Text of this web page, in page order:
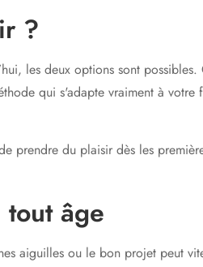
?
les deux options sont
qui s'adapte vraiment à votre
prendre du plaisir dès les
âge
aiguilles ou le bon projet peut